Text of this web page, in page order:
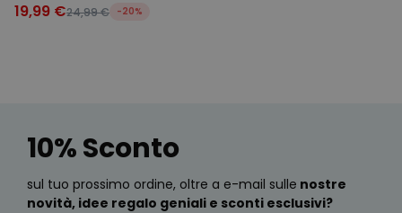
19,99 €24,99 € -20%
10% Sconto
sul tuo prossimo ordine, oltre a e-mail sulle nostre
novità, idee regalo geniali e sconti esclusivi?